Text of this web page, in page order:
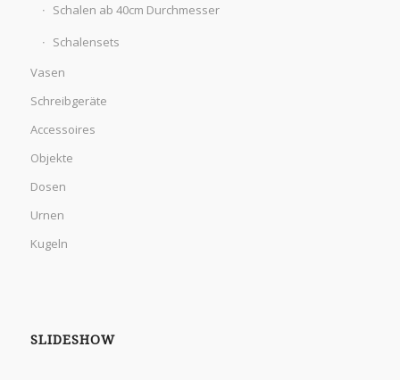
Schalen ab 40cm Durchmesser
Schalensets
Vasen
Schreibgeräte
Accessoires
Objekte
Dosen
Urnen
Kugeln
SLIDESHOW